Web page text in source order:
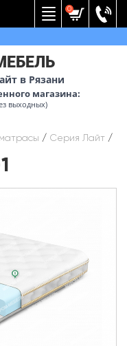
0
в Рязани
магазина:
выходных)
/ Серия Лайт /